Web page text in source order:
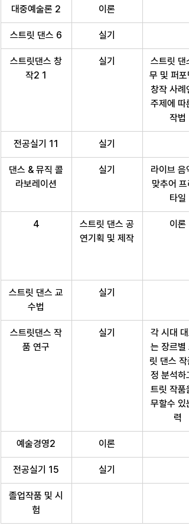
대중예술론 2 이론
스트릿 댄스 6 실기
스트릿댄스 창
작2 1
실기
스트릿 댄
무 및 퍼포
창작 사례
주제에 따
작법
전공실기 11 실기
댄스 & 뮤직 콜
라보레이션
실기
라이브 음
맞추어 프
타일
4
스트릿 댄스 공
연기획 및 제작
이론
스트릿 댄스 교
수법
실기
스트릿댄스 작
품 연구
실기
각 시대 대
는 장르별
릿 댄스 작
정 분석하
트릿 작품
무할수 있
력
예술경영2 이론
전공실기 15 실기
졸업작품 및 시
험